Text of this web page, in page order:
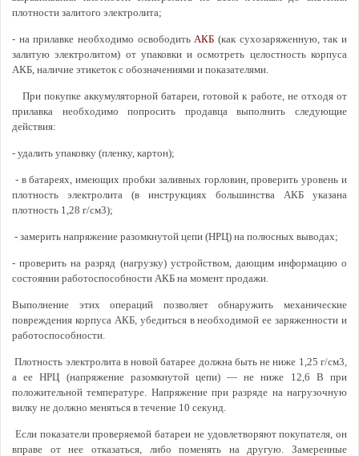
плотности залитого электролита;
- на прилавке необходимо освободитьАКБ (как сухозаряженную, так и
залитую электролитом) от упаковки и осмотреть целостность корпуса
АКБ, наличие этикеток с обозначениями и показателями.
При покупке аккумуляторной батареи, готовой к работе, не отходя от
прилавка необходимо попросить продавца выполнить следующие
действия:
- удалить упаковку (пленку, картон);
- в батареях, имеющих пробки заливных горловин, проверить уровень и
плотность электролита (в инструкциях большинства АКБ указана
плотность 1,28 г/см3);
- замерить напряжение разомкнутой цепи (НРЦ) на полюсных выводах;
- проверить на разряд (нагрузку) устройством, дающим информацию о
состоянии работоспособности АКБ на момент продажи.
Выполнение этих операций позволяет обнаружить механические
повреждения корпуса АКБ, убедиться в необходимой ее заряженности и
работоспособности.
Плотность электролита в новой батарее должна быть не ниже 1,25 г/см3,
а ее НРЦ (напряжение разомкнутой цепи) — не ниже 12,6 В при
положительной температуре. Напряжение при разряде на нагрузочную
вилку не должно меняться в течение 10 секунд.
Если показатели проверяемой батареи не удовлетворяют покупателя, он
вправе от нее отказаться, либо поменять на другую. Замеренные